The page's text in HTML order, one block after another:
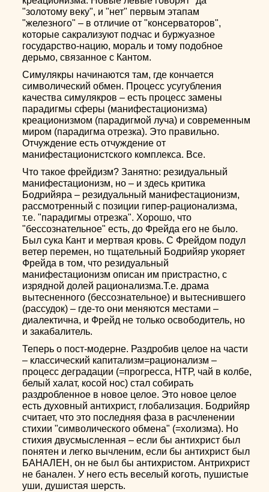
"золотому веку", и "нет" первым этапам
"железного" – в отличие от "консерваторов",
которые сакрализуют подчас и буржуазное
государство-нацию, мораль и тому подобное
дерьмо, связанное с Кантом.
Симулякры начинаются там, где кончается
символический обмен. Процесс усугубления
качества симулякров – есть процесс замены
парадигмы сферы (манифестационизма)
креационизмом (парадигмой луча) и современным
миром (парадигма отрезка). Это правильно.
Отчуждение есть отчуждение от
манифестационистского комплекса. Все.
Что такое фрейдизм? Занятно: резидуальный
манифестационизм, но – и здесь критика
Бодрийяра – резидуальный манифестационизм,
рассмотренный с позиции гипер-рационализма,
т.е. "парадигмы отрезка". Хорошо, что
"бессознательное" есть, до Фрейда его не было.
Был сука Кант и мертвая кровь. С Фрейдом подул
ветер перемен, но тщательный Бодрийяр укоряет
Фрейда в том, что резидуальный
манифестационизм описан им пристрастно, с
изрядной долей рационализма.Т.е. драма
вытесненного (бессознательное) и вытеснившего
(рассудок) – где-то они меняются местами –
диалектична, и Фрейд не только освободитель, но
и закабалитель.
Теперь о пост-модерне. Раздробив целое на части
– классический капитализм=рационализм –
процесс деградации (=прогресса, НТР, чай в колбе,
белый халат, косой нос) стал собирать
раздробленное в новое целое. Это новое целое
есть духовный антихрист, глобализация. Бодрийяр
считает, что это последняя фаза в расчленении
стихии "символического обмена" (=холизма). Но
стихия двусмысленная – если бы антихрист был
понятен и легко вычленим, если бы антихрист был
БАНАЛЕН, он не был бы антихристом. Антрихрист
не банален. У него есть веселый коготь, пушистые
уши, душистая шерсть.